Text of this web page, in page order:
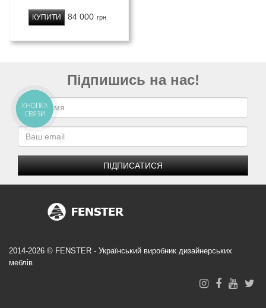
84 000 грн
КУПИТИ
Підпишись на нас!
ПІДПИСАТИСЯ
2014-2026 © FENSTER - Український виробник дизайнерських
меблів
КНОПКА
СВЯЗИ